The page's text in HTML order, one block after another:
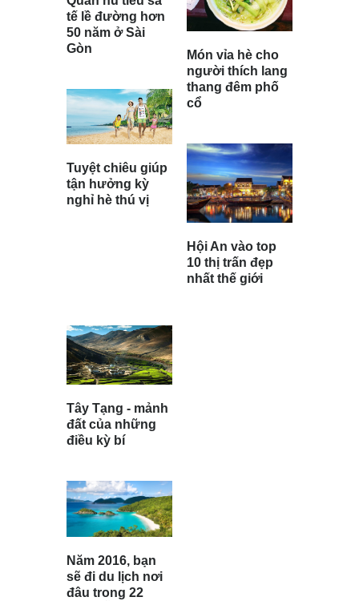
tế lề đường hơn
50 năm ở Sài
Gòn
Tuyệt chiêu giúp
tận hưởng kỳ
nghỉ hè thú vị
Món vỉa hè cho
người thích lang
thang đêm phố
cổ
Hội An vào top
10 thị trấn đẹp
nhất thế giới
Tây Tạng - mảnh
đất của những
điều kỳ bí
Năm 2016, bạn
sẽ đi du lịch nơi
đâu trong 22